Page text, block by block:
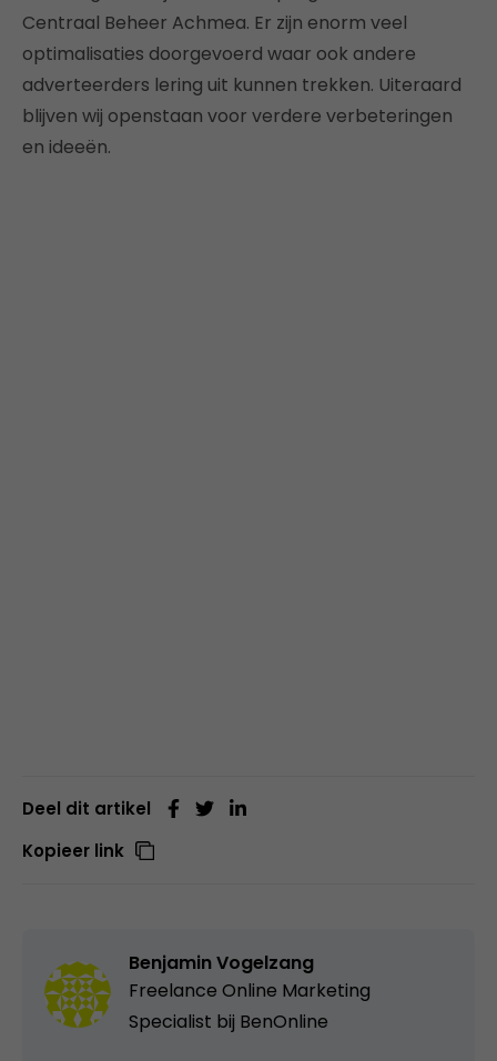
Centraal Beheer Achmea. Er zijn enorm veel
optimalisaties doorgevoerd waar ook andere
adverteerders lering uit kunnen trekken. Uiteraard
blijven wij openstaan voor verdere verbeteringen
en ideeën.
Deel dit artikel
Kopieer link
Benjamin Vogelzang
Freelance Online Marketing
Specialist bij BenOnline